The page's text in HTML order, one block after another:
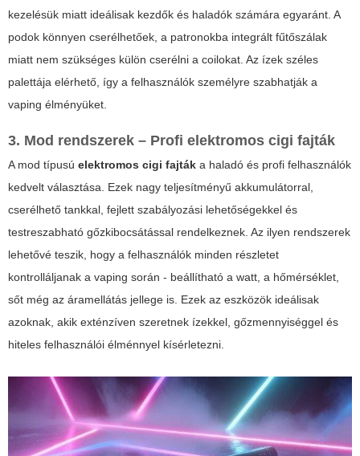
kezelésük miatt ideálisak kezdők és haladók számára egyaránt. A
podok könnyen cserélhetőek, a patronokba integrált fűtőszálak
miatt nem szükséges külön cserélni a coilokat. Az ízek széles
palettája elérhető, így a felhasználók személyre szabhatják a
vaping élményüket.
3. Mod rendszerek – Profi elektromos cigi fajták
Amod típusú elektromos cigi fajták a haladó és profi felhasználók
kedvelt választása. Ezek nagy teljesítményű akkumulátorral,
cserélhető tankkal, fejlett szabályozási lehetőségekkel és
testreszabható gőzkibocsátással rendelkeznek. Az ilyen rendszerek
lehetővé teszik, hogy a felhasználók minden részletet
kontrolláljanak a vaping során - beállítható a watt, a hőmérséklet,
sőt még az áramellátás jellege is. Ezek az eszközök ideálisak
azoknak, akik exténzíven szeretnek ízekkel, gőzmennyiséggel és
hiteles felhasználói élménnyel kísérletezni.